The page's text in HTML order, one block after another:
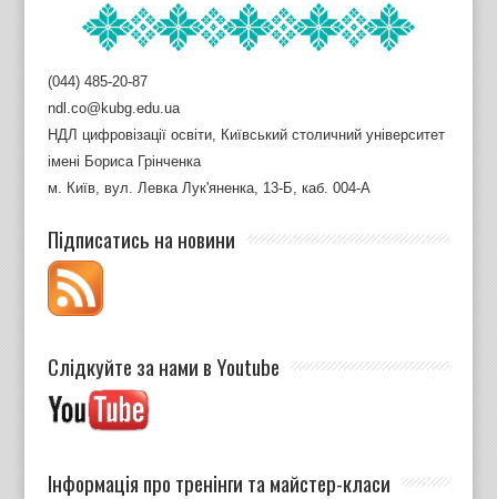
(044) 485-20-87
ndl.co@kubg.edu.ua
НДЛ цифровізації освіти, Київський столичний університет
імені Бориса Грінченка
м. Київ, вул. Левка Лук'яненка, 13-Б, каб. 004-А
Підписатись на новини
Слідкуйте за нами в Youtube
Інформація про тренінги та майстер-класи